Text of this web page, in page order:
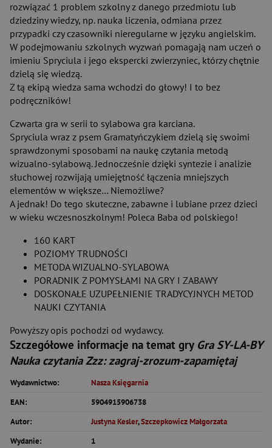
rozwiązać 1 problem szkolny z danego przedmiotu lub
dziedziny wiedzy, np. nauka liczenia, odmiana przez
przypadki czy czasowniki nieregularne w języku angielskim.
W podejmowaniu szkolnych wyzwań pomagają nam uczeń o
imieniu Spryciula i jego ekspercki zwierzyniec, którzy chętnie
dzielą się wiedzą.
Z tą ekipą wiedza sama wchodzi do głowy! I to bez
podręczników!
Czwarta gra w serii to sylabowa gra karciana.
Spryciula wraz z psem Gramatyńczykiem dzielą się swoimi
sprawdzonymi sposobami na naukę czytania metodą
wizualno-sylabową. Jednocześnie dzięki syntezie i analizie
słuchowej rozwijają umiejętność łączenia mniejszych
elementów w większe… Niemożliwe?
A jednak! Do tego skuteczne, zabawne i lubiane przez dzieci
w wieku wczesnoszkolnym! Poleca Baba od polskiego!
160 KART
POZIOMY TRUDNOŚCI
METODA WIZUALNO-SYLABOWA
PORADNIK Z POMYSŁAMI NA GRY I ZABAWY
DOSKONAŁE UZUPEŁNIENIE TRADYCYJNYCH METOD
NAUKI CZYTANIA
Powyższy opis pochodzi od wydawcy.
Szczegółowe informacje na temat gry Gra SY-LA-BY
Nauka czytania Zzz: zagraj-zrozum-zapamiętaj
Wydawnictwo:
Nasza Księgarnia
EAN:
5904915906738
Autor:
Justyna Kesler,Szczepkowicz Małgorzata
Wydanie:
1